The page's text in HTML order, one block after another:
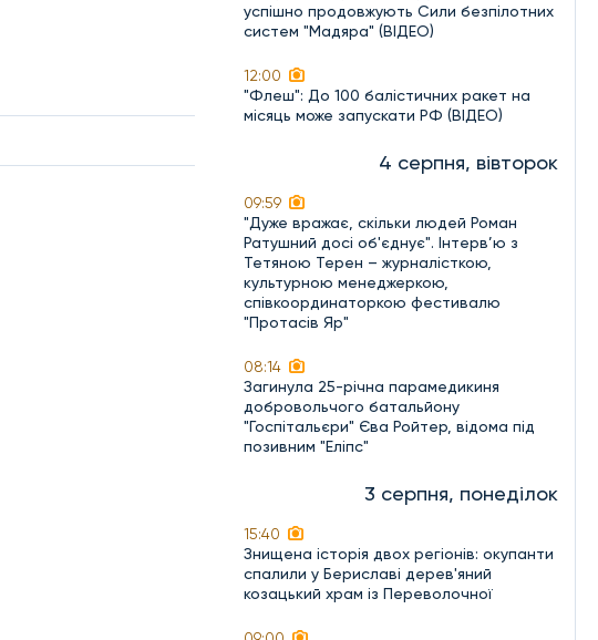
успішно продовжують Сили безпілотних
систем "Мадяра" (ВІДЕО)
12:00
"Флеш": До 100 балістичних ракет на
місяць може запускати РФ (ВІДЕО)
4 серпня, вівторок
09:59
"Дуже вражає, скільки людей Роман
Ратушний досі об'єднує". Інтерв’ю з
Тетяною Терен – журналісткою,
культурною менеджеркою,
співкоординаторкою фестивалю
"Протасів Яр"
08:14
Загинула 25-річна парамедикиня
добровольчого батальйону
"Госпітальєри" Єва Ройтер, відома під
позивним "Еліпс"
3 серпня, понеділок
15:40
Знищена історія двох регіонів: окупанти
спалили у Бериславі дерев'яний
козацький храм із Переволочної